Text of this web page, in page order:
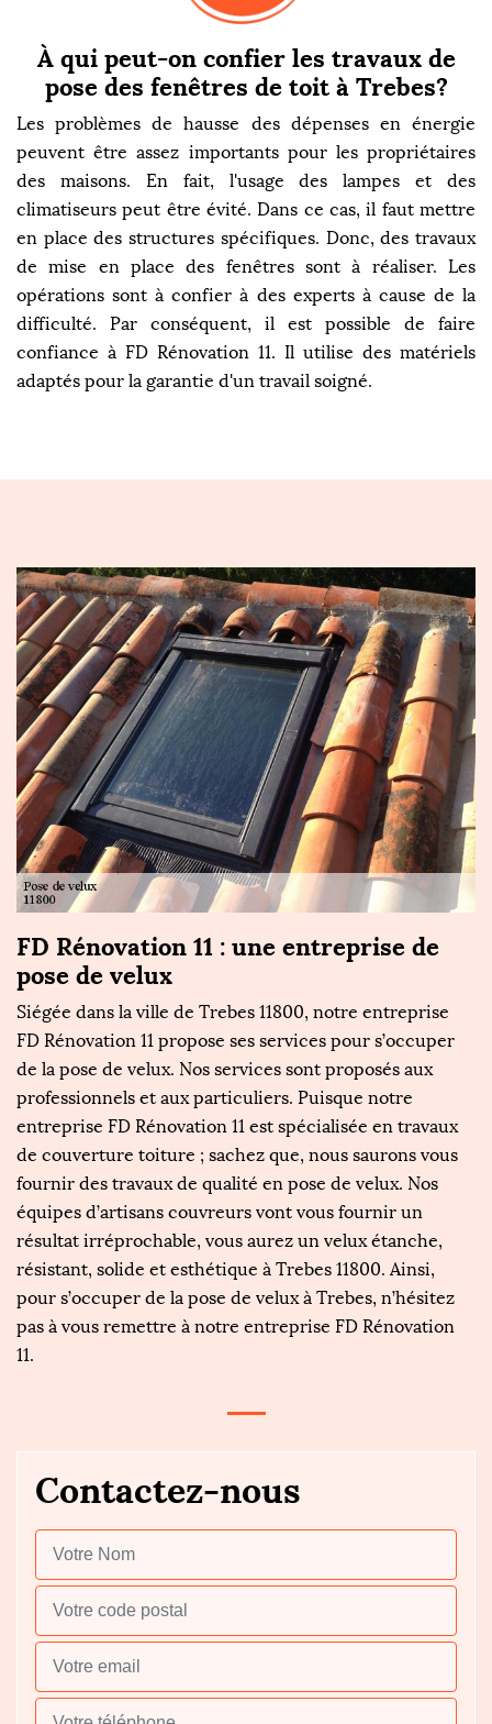
À qui peut-on confier les travaux de
pose des fenêtres de toit à Trebes?
Les problèmes de hausse des dépenses en énergie
peuvent être assez importants pour les propriétaires
des maisons. En fait, l'usage des lampes et des
climatiseurs peut être évité. Dans ce cas, il faut mettre
en place des structures spécifiques. Donc, des travaux
de mise en place des fenêtres sont à réaliser. Les
opérations sont à confier à des experts à cause de la
difficulté. Par conséquent, il est possible de faire
confiance à FD Rénovation 11. Il utilise des matériels
adaptés pour la garantie d'un travail soigné.
FD Rénovation 11 : une entreprise de
pose de velux
Siégée dans la ville de Trebes 11800, notre entreprise
FD Rénovation 11 propose ses services pour s’occuper
de la pose de velux. Nos services sont proposés aux
professionnels et aux particuliers. Puisque notre
entreprise FD Rénovation 11 est spécialisée en travaux
de couverture toiture ; sachez que, nous saurons vous
fournir des travaux de qualité en pose de velux. Nos
équipes d’artisans couvreurs vont vous fournir un
résultat irréprochable, vous aurez un velux étanche,
résistant, solide et esthétique à Trebes 11800. Ainsi,
pour s’occuper de la pose de velux à Trebes, n’hésitez
pas à vous remettre à notre entreprise FD Rénovation
11.
Contactez-nous